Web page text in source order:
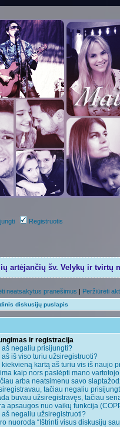
Registruotis
artėjančių šv. Velykų ir tvirtų
neatsakytus pranešimus | Peržiūrėti
diskusijų puslapis
ir registracija
aš negaliu prisijungti?
aš iš viso turiu užsiregistruoti?
kiekvieną kartą aš turiu vis iš naujo
kaip nors paslėpti mano
arba neatsimenu savo
tačiau negaliu
buvau užsiregistravęs, tačiau
apsaugos nuo vaikų funkcija
aš negaliu užsiregistruoti?
nuoroda “Ištrinti visus diskusijų